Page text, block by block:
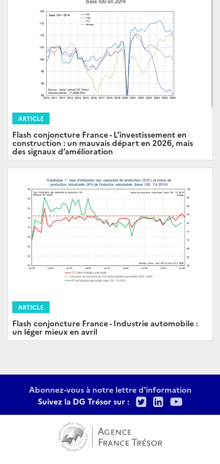
ARTICLE
Flash conjoncture France - L’investissement en
construction : un mauvais départ en 2026, mais
des signaux d’amélioration
ARTICLE
Flash conjoncture France - Industrie automobile :
un léger mieux en avril
Abonnez-vous à notre lettre d'information
Suivez la DG Trésor sur :
TwitterLinkedIn